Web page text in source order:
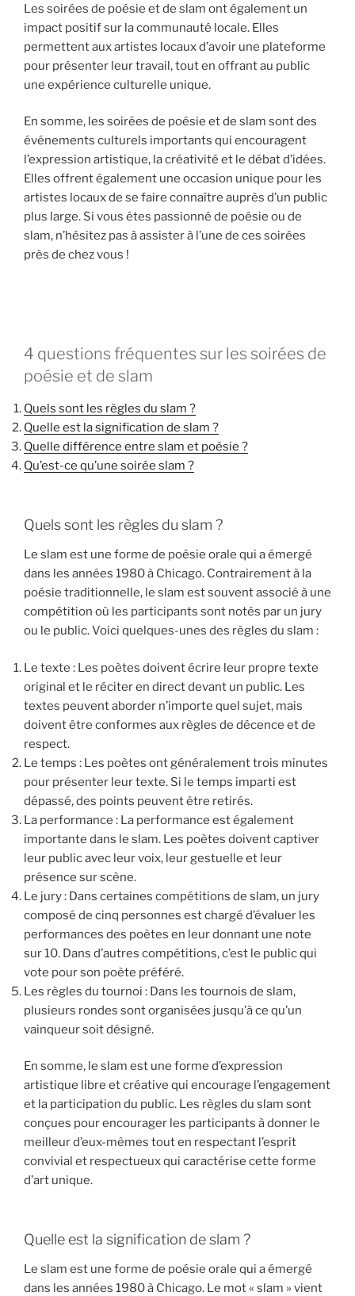
Les soirées de poésie et de slam ont également un
impact positif sur la communauté locale. Elles
permettent aux artistes locaux d’avoir une plateforme
pour présenter leur travail, tout en offrant au public
une expérience culturelle unique.
En somme, les soirées de poésie et de slam sont des
événements culturels importants qui encouragent
l’expression artistique, la créativité et le débat d’idées.
Elles offrent également une occasion unique pour les
artistes locaux de se faire connaître auprès d’un public
plus large. Si vous êtes passionné de poésie ou de
slam, n’hésitez pas à assister à l’une de ces soirées
près de chez vous !
4 questions fréquentes sur les soirées de
poésie et de slam
Quels sont les règles du slam ?
Quelle est la signification de slam ?
Quelle différence entre slam et poésie ?
Qu’est-ce qu’une soirée slam ?
Quels sont les règles du slam ?
Le slam est une forme de poésie orale qui a émergé
dans les années 1980 à Chicago. Contrairement à la
poésie traditionnelle, le slam est souvent associé à une
compétition où les participants sont notés par un jury
ou le public. Voici quelques-unes des règles du slam :
Le texte : Les poètes doivent écrire leur propre texte
original et le réciter en direct devant un public. Les
textes peuvent aborder n’importe quel sujet, mais
doivent être conformes aux règles de décence et de
respect.
Le temps : Les poètes ont généralement trois minutes
pour présenter leur texte. Si le temps imparti est
dépassé, des points peuvent être retirés.
La performance : La performance est également
importante dans le slam. Les poètes doivent captiver
leur public avec leur voix, leur gestuelle et leur
présence sur scène.
Le jury : Dans certaines compétitions de slam, un jury
composé de cinq personnes est chargé d’évaluer les
performances des poètes en leur donnant une note
sur 10. Dans d’autres compétitions, c’est le public qui
vote pour son poète préféré.
Les règles du tournoi : Dans les tournois de slam,
plusieurs rondes sont organisées jusqu’à ce qu’un
vainqueur soit désigné.
En somme, le slam est une forme d’expression
artistique libre et créative qui encourage l’engagement
et la participation du public. Les règles du slam sont
conçues pour encourager les participants à donner le
meilleur d’eux-mêmes tout en respectant l’esprit
convivial et respectueux qui caractérise cette forme
d’art unique.
Quelle est la signification de slam ?
Le slam est une forme de poésie orale qui a émergé
dans les années 1980 à Chicago. Le mot « slam » vient